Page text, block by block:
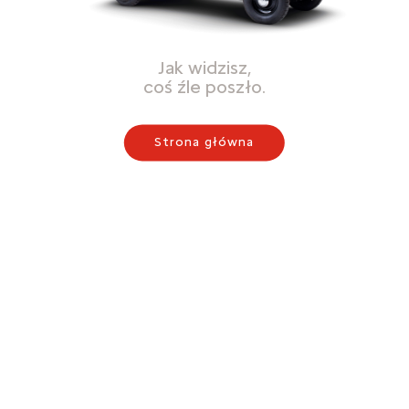
Jak widzisz,
coś źle poszło.
Strona główna